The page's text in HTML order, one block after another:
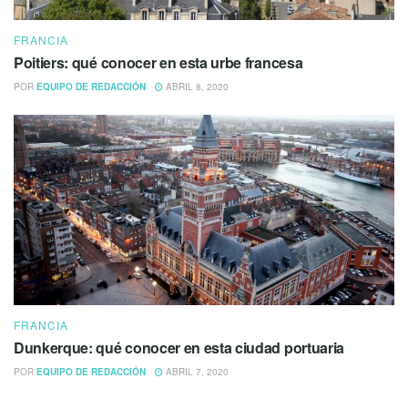
FRANCIA
Poitiers: qué conocer en esta urbe francesa
POR EQUIPO DE REDACCIÓN ABRIL 8, 2020
FRANCIA
Dunkerque: qué conocer en esta ciudad portuaria
POR EQUIPO DE REDACCIÓN ABRIL 7, 2020